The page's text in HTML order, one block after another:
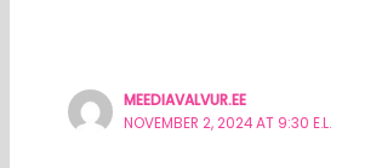
MEEDIAVALVUR.EE
NOVEMBER 2, 2024 AT 9:30 E.L.